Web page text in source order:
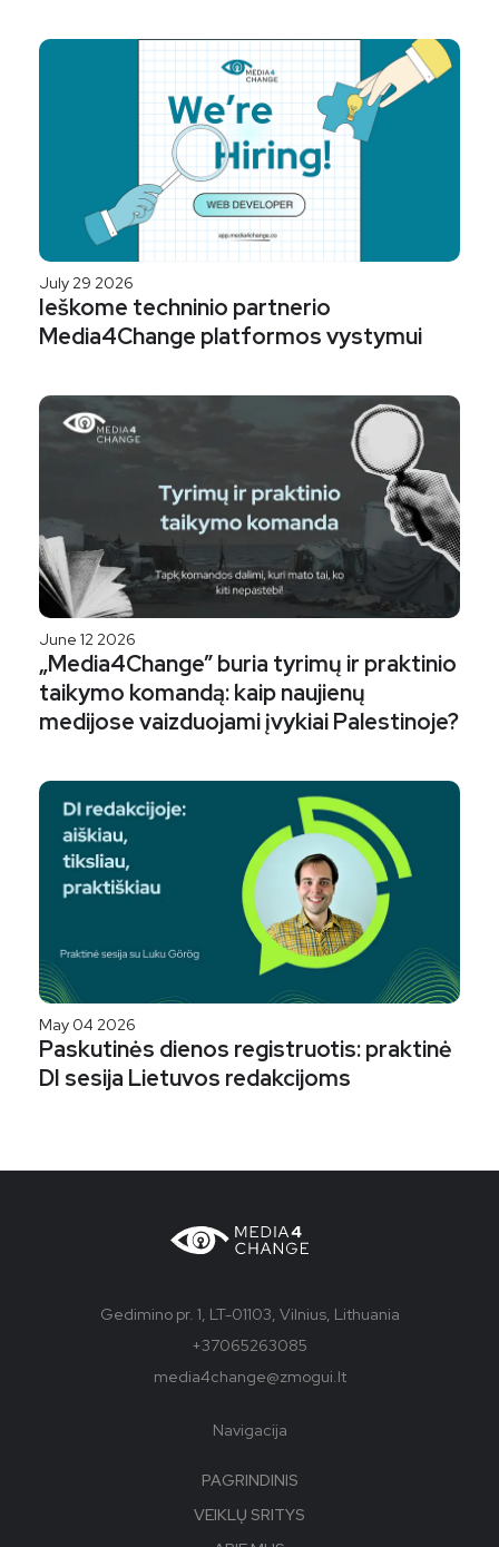
July 29 2026
Ieškome techninio partnerio
Media4Change platformos vystymui
June 12 2026
„Media4Change” buria tyrimų ir praktinio
taikymo komandą: kaip naujienų
medijose vaizduojami įvykiai Palestinoje?
May 04 2026
Paskutinės dienos registruotis: praktinė
DI sesija Lietuvos redakcijoms
Gedimino pr. 1, LT-01103, Vilnius, Lithuania
+37065263085
media4change@zmogui.lt
Navigacija
PAGRINDINIS
VEIKLŲ SRITYS